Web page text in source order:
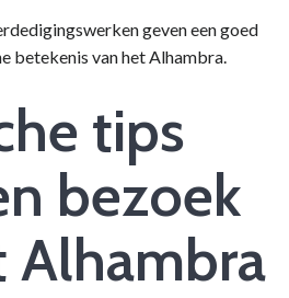
geven een goed
betekenis van het Alhambra.
tips
bezoek
Alhambra